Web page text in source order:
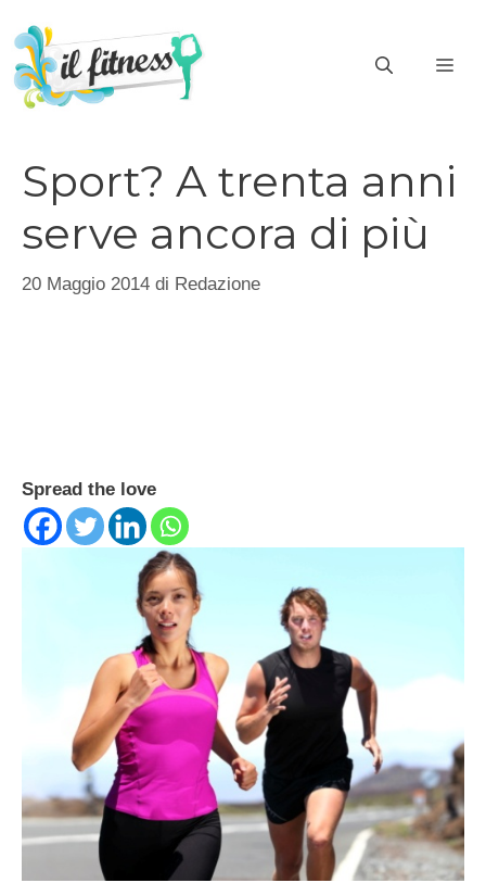
contenuto
Sport? A trenta anni
serve ancora di più
20 Maggio 2014 di Redazione
Spread the love